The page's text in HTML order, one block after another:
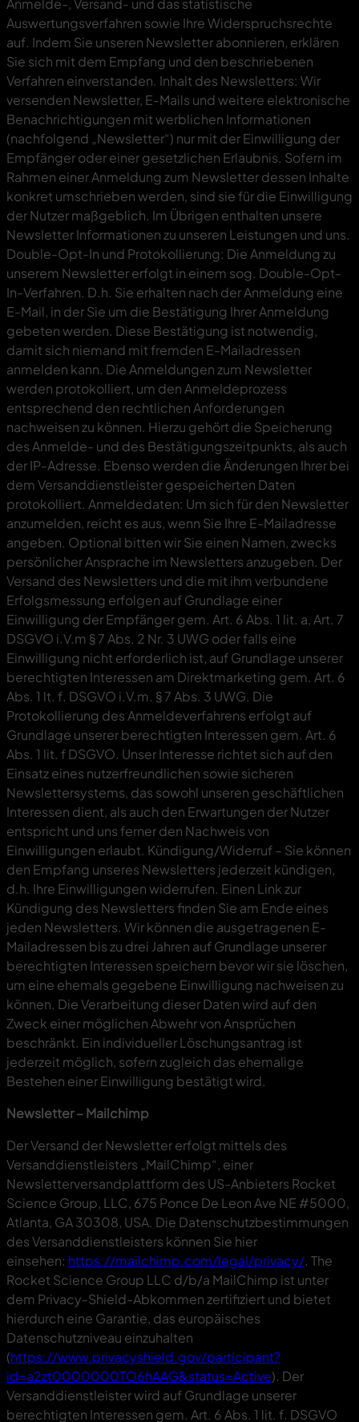
Anmelde-, Versand- und das statistische
Auswertungsverfahren sowie Ihre Widerspruchsrechte
auf. Indem Sie unseren Newsletter abonnieren, erklären
Sie sich mit dem Empfang und den beschriebenen
Verfahren einverstanden. Inhalt des Newsletters: Wir
versenden Newsletter, E-Mails und weitere elektronische
Benachrichtigungen mit werblichen Informationen
(nachfolgend „Newsletter“) nur mit der Einwilligung der
Empfänger oder einer gesetzlichen Erlaubnis. Sofern im
Rahmen einer Anmeldung zum Newsletter dessen Inhalte
konkret umschrieben werden, sind sie für die Einwilligung
der Nutzer maßgeblich. Im Übrigen enthalten unsere
Newsletter Informationen zu unseren Leistungen und uns.
Double-Opt-In und Protokollierung: Die Anmeldung zu
unserem Newsletter erfolgt in einem sog. Double-Opt-
In-Verfahren. D.h. Sie erhalten nach der Anmeldung eine
E-Mail, in der Sie um die Bestätigung Ihrer Anmeldung
gebeten werden. Diese Bestätigung ist notwendig,
damit sich niemand mit fremden E-Mailadressen
anmelden kann. Die Anmeldungen zum Newsletter
werden protokolliert, um den Anmeldeprozess
entsprechend den rechtlichen Anforderungen
nachweisen zu können. Hierzu gehört die Speicherung
des Anmelde- und des Bestätigungszeitpunkts, als auch
der IP-Adresse. Ebenso werden die Änderungen Ihrer bei
dem Versanddienstleister gespeicherten Daten
protokolliert. Anmeldedaten: Um sich für den Newsletter
anzumelden, reicht es aus, wenn Sie Ihre E-Mailadresse
angeben. Optional bitten wir Sie einen Namen, zwecks
persönlicher Ansprache im Newsletters anzugeben. Der
Versand des Newsletters und die mit ihm verbundene
Erfolgsmessung erfolgen auf Grundlage einer
Einwilligung der Empfänger gem. Art. 6 Abs. 1 lit. a, Art. 7
DSGVO i.V.m § 7 Abs. 2 Nr. 3 UWG oder falls eine
Einwilligung nicht erforderlich ist, auf Grundlage unserer
berechtigten Interessen am Direktmarketing gem. Art. 6
Abs. 1 lt. f. DSGVO i.V.m. § 7 Abs. 3 UWG. Die
Protokollierung des Anmeldeverfahrens erfolgt auf
Grundlage unserer berechtigten Interessen gem. Art. 6
Abs. 1 lit. f DSGVO. Unser Interesse richtet sich auf den
Einsatz eines nutzerfreundlichen sowie sicheren
Newslettersystems, das sowohl unseren geschäftlichen
Interessen dient, als auch den Erwartungen der Nutzer
entspricht und uns ferner den Nachweis von
Einwilligungen erlaubt. Kündigung/Widerruf – Sie können
den Empfang unseres Newsletters jederzeit kündigen,
d.h. Ihre Einwilligungen widerrufen. Einen Link zur
Kündigung des Newsletters finden Sie am Ende eines
jeden Newsletters. Wir können die ausgetragenen E-
Mailadressen bis zu drei Jahren auf Grundlage unserer
berechtigten Interessen speichern bevor wir sie löschen,
um eine ehemals gegebene Einwilligung nachweisen zu
können. Die Verarbeitung dieser Daten wird auf den
Zweck einer möglichen Abwehr von Ansprüchen
beschränkt. Ein individueller Löschungsantrag ist
jederzeit möglich, sofern zugleich das ehemalige
Bestehen einer Einwilligung bestätigt wird.
Newsletter – Mailchimp
Der Versand der Newsletter erfolgt mittels des
Versanddienstleisters „MailChimp“, einer
Newsletterversandplattform des US-Anbieters Rocket
Science Group, LLC, 675 Ponce De Leon Ave NE #5000,
Atlanta, GA 30308, USA. Die Datenschutzbestimmungen
des Versanddienstleisters können Sie hier
einsehen: https://mailchimp.com/legal/privacy/. The
Rocket Science Group LLC d/b/a MailChimp ist unter
dem Privacy-Shield-Abkommen zertifiziert und bietet
hierdurch eine Garantie, das europäisches
Datenschutzniveau einzuhalten
(https://www.privacyshield.gov/participant?
id=a2zt0000000TO6hAAG&status=Active). Der
Versanddienstleister wird auf Grundlage unserer
berechtigten Interessen gem. Art. 6 Abs. 1 lit. f. DSGVO